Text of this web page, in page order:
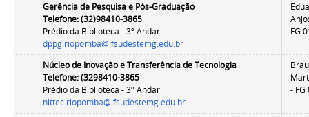
Gerência de Pesquisa e Pós-Graduação
Telefone: (32)98410-3865
Prédio da Biblioteca - 3º Andar
dppg.riopomba@ifsudestemg.edu.br
FG
Núcleo de Inovação e Transferência de Tecnologia
Telefone: (3298410-3865
Prédio da Biblioteca - 3º Andar
nittec.riopomba@ifsudestemg.edu.br
-